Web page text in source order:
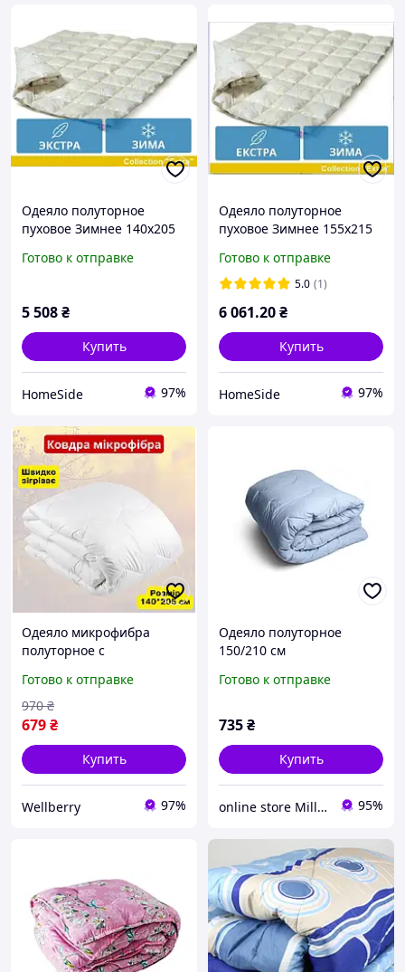
Одеяло полуторное
пуховое Зимнее 140x205
Готово к отправке
5 508₴
Купить
HomeSide 97%
Одеяло полуторное
пуховое Зимнее 155x215
Готово к отправке
5.0 (1)
6 061.20₴
Купить
HomeSide 97%
Одеяло микрофибра
полуторное с
наполнителем стеганое
для чувствительной кожи
Готово к отправке
679₴
970 ₴
Купить
Wellberry 97%
Одеяло полуторное
150/210 см
пух, ткань тик
Готово к отправке
735₴
Купить
online store Millenium+ 95%